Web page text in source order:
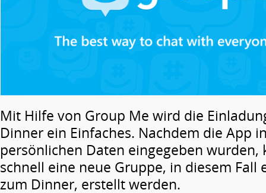
Mit Hilfe von Group Me wird die
Dinner ein Einfaches. Nachdem die App
persönlichen Daten eingegeben wurden,
schnell eine neue Gruppe, in diesem Fall
zum Dinner, erstellt werden.